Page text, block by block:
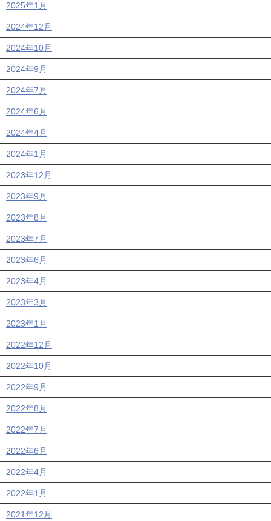
2025年1月
2024年12月
2024年10月
2024年9月
2024年7月
2024年6月
2024年4月
2024年1月
2023年12月
2023年9月
2023年8月
2023年7月
2023年6月
2023年4月
2023年3月
2023年1月
2022年12月
2022年10月
2022年9月
2022年8月
2022年7月
2022年6月
2022年4月
2022年1月
2021年12月